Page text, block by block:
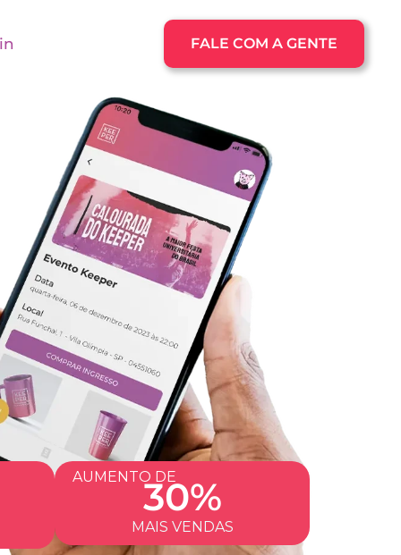
FALE COM A GENTE
AUMENTO DE30%
MAIS VENDAS